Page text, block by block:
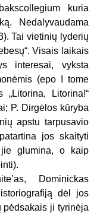
kuria
Nedalyvaudama
Tai vietinių lyderių
Visais laikais
interesai, vyksta
(epo I tome
„Litorina, Litorina!“
P. Dirgėlos kūryba
apstu tarpusavio
jos skaityti
jie glumina, o kaip
Dominickas
dėl jos
pėdsakais ji tyrinėja